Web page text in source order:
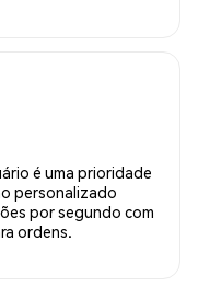
é uma prioridade
personalizado
por segundo com
ordens.